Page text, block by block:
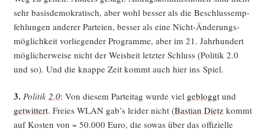
sehr basis­de­mo­kra­tisch, aber wohl bes­ser als die Beschluss­emp­
feh­lun­gen ande­rer Par­tei­en, bes­ser als eine Nicht-Ände­rungs­
mög­lich­keit vor­lie­gen­der Pro­gram­me, aber im 21. Jahr­hun­dert
mög­li­cher­wei­se nicht der Weis­heit letz­ter Schluss (Poli­tik 2.0
und so). Und die knap­pe Zeit kommt auch hier ins Spiel.
3. Poli­tik 2.0: Von die­sem Par­tei­tag wur­de viel gebloggtund
get­wit­tert. Frei­es WLAN gab’s lei­der nicht (Bas­ti­an Dietzkommt
auf Kos­ten von ~ 50.000 Euro, die sowas über das offi­zi­el­le